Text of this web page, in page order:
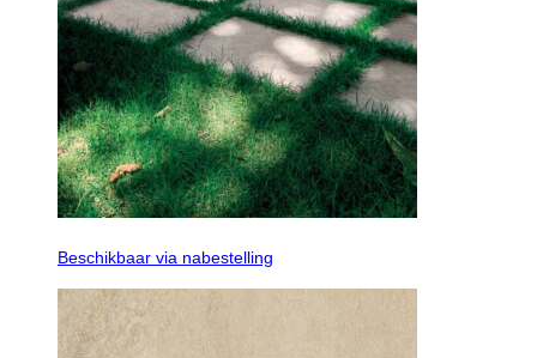
Beschikbaar via nabestelling